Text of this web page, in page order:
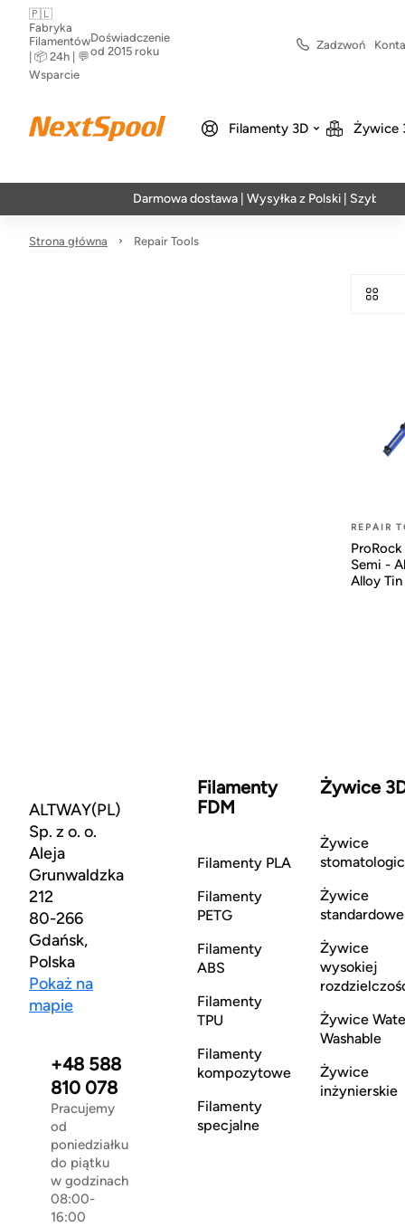
🇵🇱
Fabryka
Filamentów
| 📦 24h | 💬
Wsparcie
Doświadczenie
od 2015 roku
Zadzwoń
Filamenty 3D Żywice
Darmowa dostawa | Wysyłka z Polski | Szybka
Strona główna Repair Tools
REPAIR
Semi -
Alloy
ALTWAY(PL)
Sp. z o. o.
Aleja
Grunwaldzka
212
80-266
Gdańsk,
Polska
Pokaż na
mapie
+48 588
810 078
Pracujemy
od
poniedziałku
do piątku
w godzinach
08:00-
16:00
Filamenty
FDM
Filamenty PLA
Filamenty
PETG
Filamenty
ABS
Filamenty
TPU
Filamenty
kompozytowe
Filamenty
specjalne
Żywice
Żywice
Żywice
standardowe
Żywice
wysokiej
Żywice
Washable
Żywice
inżynierskie